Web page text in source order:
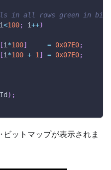
in all rows green in
i<100; i++)
[i*100] = 0x07E0;
[i*100 + 1] = 0x07E0;
) ;
ットマップが表示されま